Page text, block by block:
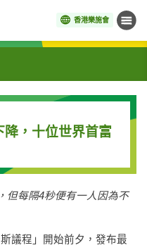
香港樂施會 目錄
，十位世界首富
但每隔4秒便有一人因為不
議程」開始前夕，發布最